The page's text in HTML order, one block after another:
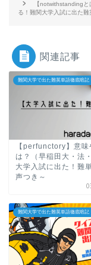
【notwithstanding
る！難関大学入試に出た
関連記事
難関大学で出た難英単語徹底暗記
【perfunctory】意味
は？（早稲田大・法
大学入試に出た！難
声つき～
難関大学で出た難英単語徹底暗記